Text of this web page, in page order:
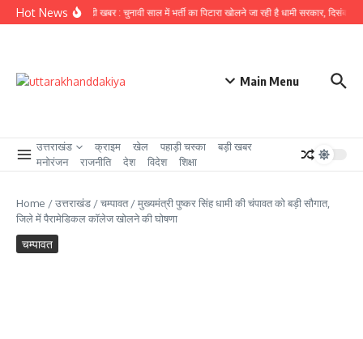
Skip to content
Hot News
उत्तराखंड से बड़ी खबर : चुनावी साल में भर्ती का पिटारा खोलने जा रही है धामी सरकार, दिसंबर से
Main Menu
उत्तराखंड क्राइम खेल पहाड़ी चस्का
बड़ी खबर
मनोरंजन
राजनीति देश विदेश शिक्षा
Home /उत्तराखंड /चम्पावत/मुख्यमंत्री पुष्कर सिंह धामी की चंपावत को बड़ी सौगात,
जिले में पैरामेडिकल कॉलेज खोलने की घोषणा
चम्पावत